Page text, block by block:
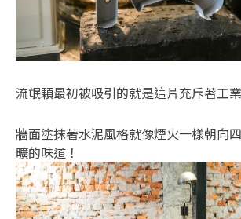
流氓顆最初被吸引的就是這片充斥著工
牆面塗抹著水泥風格就像煙火一樣朝向
曠的味道！